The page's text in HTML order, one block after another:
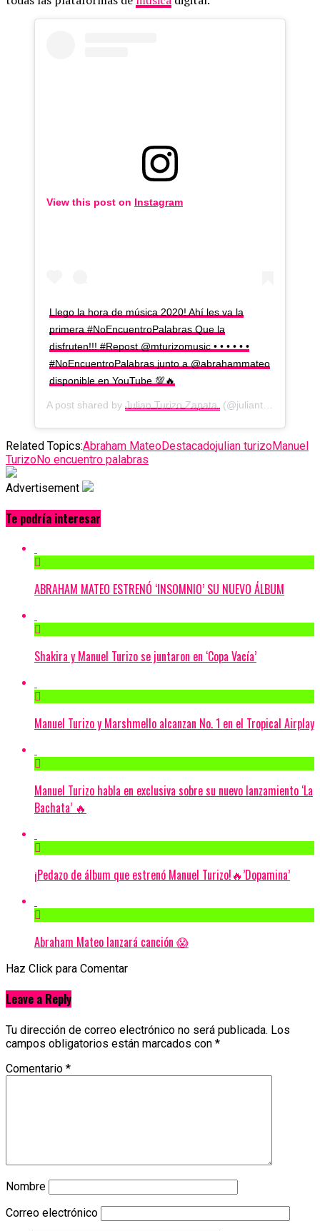
View this post on Instagram
Llego la hora de música 2020! Ahí les va la
primera #NoEncuentroPalabras Que la
disfruten!!! #Repost @mturizomusic • • • • • •
#NoEncuentroPalabras junto a @abrahammateo
disponible en YouTube 💯🔥
A post shared by Julian Turizo Zapata. (@julianturizomusic) on
Related Topics:Abraham MateoDestacadojulian turizoManuel
TurizoNo encuentro palabras
Advertisement
Te podría interesar
ABRAHAM MATEO ESTRENÓ ‘INSOMNIO’ SU NUEVO ÁLBUM
Shakira y Manuel Turizo se juntaron en ‘Copa Vacía’
Manuel Turizo y Marshmello alcanzan No. 1 en el Tropical Airplay
Manuel Turizo habla en exclusiva sobre su nuevo lanzamiento ‘La
Bachata’ 🔥
¡Pedazo de álbum que estrenó Manuel Turizo!🔥’Dopamina’
Abraham Mateo lanzará canción 😱
Haz Click para Comentar
Leave a Reply
Tu dirección de correo electrónico no será publicada. Los
campos obligatorios están marcados con *
Comentario *
Nombre
Correo electrónico